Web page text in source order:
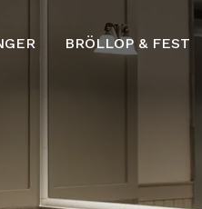
BRÖLLOP & FEST